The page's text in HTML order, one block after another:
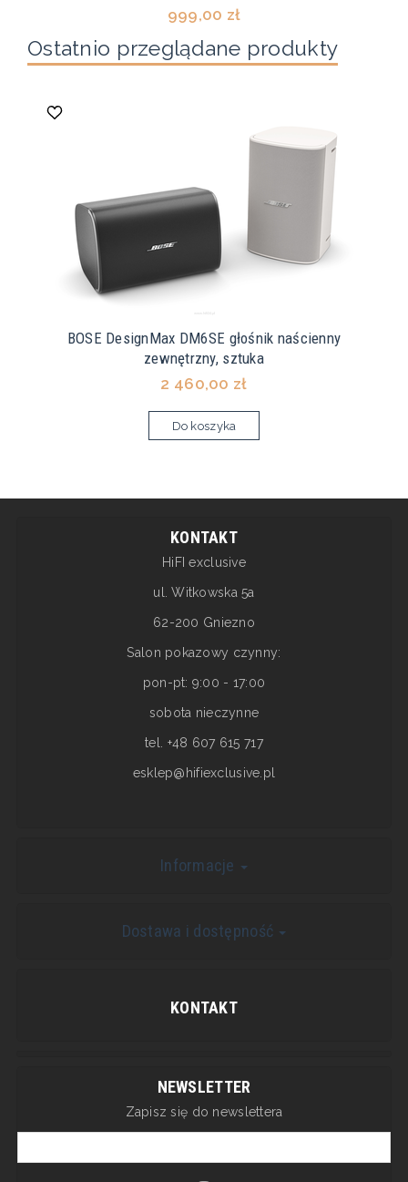
999,00 zł
Ostatnio przeglądane produkty
BOSE DesignMax DM6SE głośnik naścienny
zewnętrzny, sztuka
2 460,00 zł
Do koszyka
KONTAKT
HiFI exclusive
ul. Witkowska 5a
62-200 Gniezno
Salon pokazowy czynny:
pon-pt: 9:00 - 17:00
sobota nieczynne
tel. +48 607 615 717
esklep@hifiexclusive.pl
Informacje
Dostawa i dostępność
KONTAKT
NEWSLETTER
Zapisz się do newslettera